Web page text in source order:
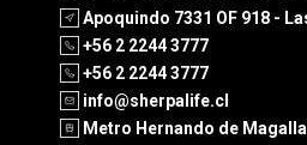
Apoquindo 7331 OF 918 -
+56 2 2244 3777
+56 2 2244 3777
info@sherpalife.cl
Metro Hernando de